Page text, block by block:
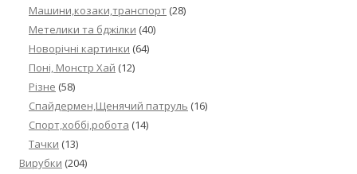
Машини,козаки,транспорт (28)
Метелики та бджілки (40)
Новорічні картинки (64)
Поні, Монстр Хай (12)
Різне (58)
Спайдермен,Щенячий патруль (16)
Спорт,хоббі,робота (14)
Тачки (13)
Вирубки (204)